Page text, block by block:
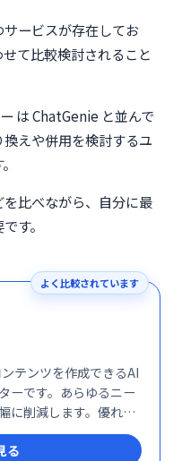
ービスが存在してお
て比較検討されること
は ChatGenie と並んで
えや併用を検討するユ
比べながら、自分に最
す。
よく比較されています
テンツを作成できるAI
ーです。あらゆるニー
に削減します。優れた
イティブな作業を効率
る